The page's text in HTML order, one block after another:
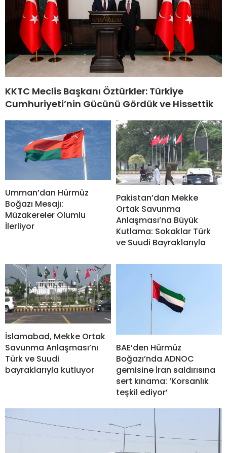
KKTC Meclis Başkanı Öztürkler: Türkiye
Cumhuriyeti’nin Gücünü Gördük ve Hissettik
Umman’dan Hürmüz
Boğazı Mesajı:
Müzakereler Olumlu
İlerliyor
Pakistan’dan Mekke
Ortak Savunma
Anlaşması’na Büyük
Kutlama: Sokaklar Türk
ve Suudi Bayraklarıyla
İslamabad, Mekke Ortak
Savunma Anlaşması’nı
Türk ve Suudi
bayraklarıyla kutluyor
BAE’den Hürmüz
Boğazı’nda ADNOC
gemisine İran saldırısına
sert kınama: ‘Korsanlık
teşkil ediyor’